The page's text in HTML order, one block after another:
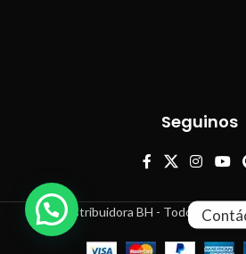
Seguinos
Distribuidora BH - Todos los